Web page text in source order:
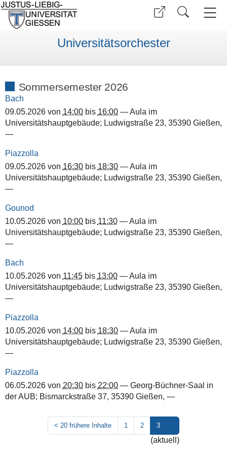
Universitätsorchester
Sommersemester 2026
Bach
09.05.2026von 14:00bis 16:00 —Aula im
Universitätshauptgebäude; Ludwigstraße 23, 35390 Gießen,
—
Piazzolla
09.05.2026von 16:30bis 18:30 —Aula im
Universitätshauptgebäude; Ludwigstraße 23, 35390 Gießen,
—
Gounod
10.05.2026von 10:00bis 11:30 —Aula im
Universitätshauptgebäude; Ludwigstraße 23, 35390 Gießen,
—
Bach
10.05.2026von 11:45bis 13:00 —Aula im
Universitätshauptgebäude; Ludwigstraße 23, 35390 Gießen,
—
Piazzolla
10.05.2026von 14:00bis 18:30 —Aula im
Universitätshauptgebäude; Ludwigstraße 23, 35390 Gießen,
—
Piazzolla
06.05.2026von 20:30bis 22:00 — Georg-Büchner-Saal in
der AUB; Bismarckstraße 37, 35390 Gießen, —
< 20 frühere Inhalte 1 2 3
(aktuell)